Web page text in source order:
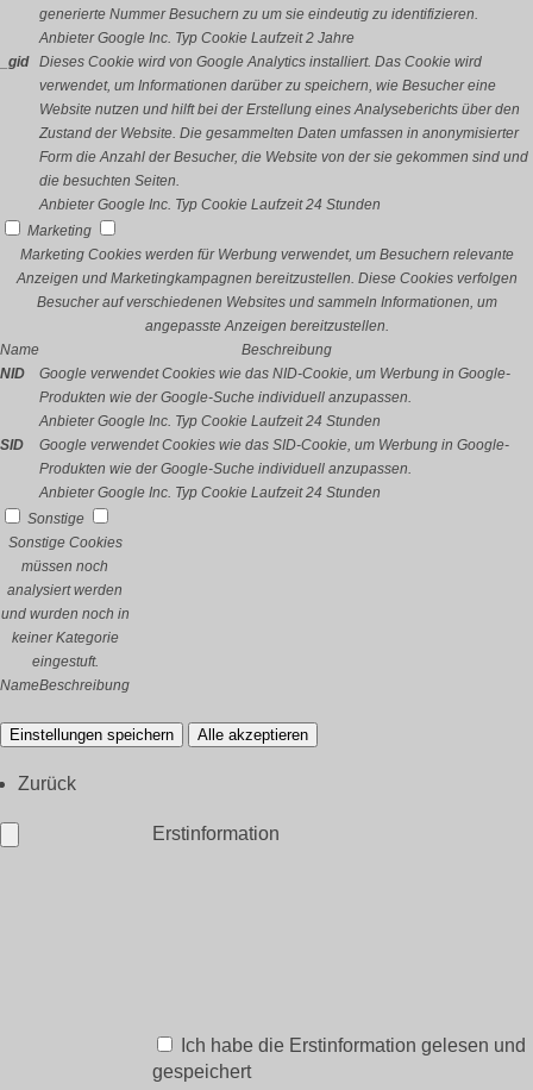
generierte Nummer Besuchern zu um sie eindeutig zu identifizieren.
Anbieter Google Inc. Typ Cookie Laufzeit 2 Jahre
_gid
Dieses Cookie wird von Google Analytics installiert. Das Cookie wird
verwendet, um Informationen darüber zu speichern, wie Besucher eine
Website nutzen und hilft bei der Erstellung eines Analyseberichts über den
Zustand der Website. Die gesammelten Daten umfassen in anonymisierter
Form die Anzahl der Besucher, die Website von der sie gekommen sind und
die besuchten Seiten.
Anbieter Google Inc. Typ Cookie Laufzeit 24 Stunden
Marketing
Marketing Cookies werden für Werbung verwendet, um Besuchern relevante
Anzeigen und Marketingkampagnen bereitzustellen. Diese Cookies verfolgen
Besucher auf verschiedenen Websites und sammeln Informationen, um
angepasste Anzeigen bereitzustellen.
Name
Beschreibung
NID
Google verwendet Cookies wie das NID-Cookie, um Werbung in Google-
Produkten wie der Google-Suche individuell anzupassen.
Anbieter Google Inc. Typ Cookie Laufzeit 24 Stunden
SID
Google verwendet Cookies wie das SID-Cookie, um Werbung in Google-
Produkten wie der Google-Suche individuell anzupassen.
Anbieter Google Inc. Typ Cookie Laufzeit 24 Stunden
Sonstige
Sonstige Cookies
müssen noch
analysiert werden
und wurden noch in
keiner Kategorie
eingestuft.
NameBeschreibung
Einstellungen speichern Alle akzeptieren
Zurück
Erstinformation
Ich habe die Erstinformation gelesen und
gespeichert